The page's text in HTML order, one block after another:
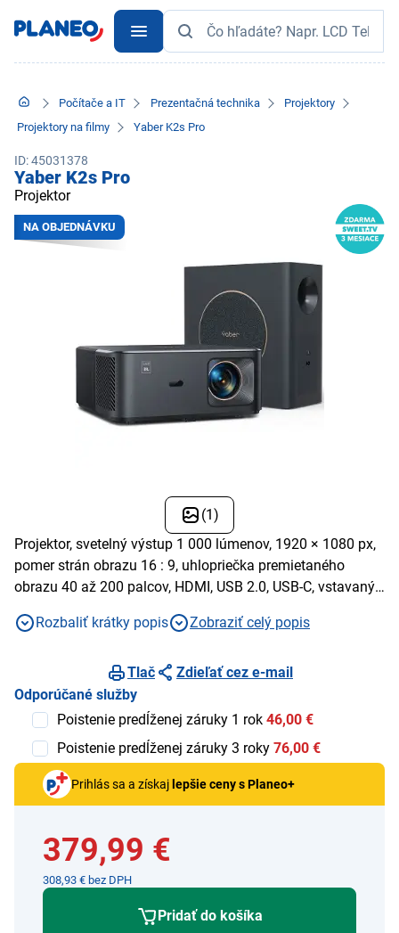
Počítače a IT Prezentačná technika
Projektory
Projektory na filmy
Yaber K2s Pro
ID: 45031378
Yaber K2s Pro
Projektor
NA OBJEDNÁVKU
(1)
Projektor, svetelný výstup 1 000 lúmenov, 1920 × 1080 px,
pomer strán obrazu 16 : 9, uhlopriečka premietaného
obrazu 40 až 200 palcov, HDMI, USB 2.0, USB-C, vstavaný
Rozbaliť krátky popis
Zobraziť celý popis
Tlač
Zdieľať cez e-mail
Odporúčané služby
Poistenie predĺženej záruky 1 rok 46,00 €
Poistenie predĺženej záruky 3 roky 76,00 €
Prihlás sa a získaj lepšie ceny s Planeo+
379,99 €
308,93 € bez DPH
Pridať do košíka